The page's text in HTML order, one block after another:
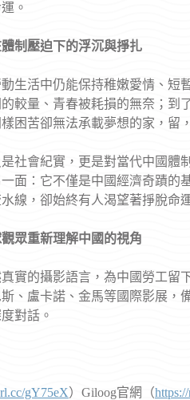
。
制壓迫下的浮沉與掙扎
生活中仍能保持稚嫩愛情、
較量、青春被耗損的無奈；到
困苦卻無法承載夢想的家，留
社會紀實，更是對當代中國體
面：它不僅是中國經濟奇蹟的
線，卻始終有人渴望著掙脫命
眾重新理解中國的視角
實的攝影語言，為中國勞工留
、盧卡諾、金馬等國際影展，
對話。
gY75eX）Giloog官網（